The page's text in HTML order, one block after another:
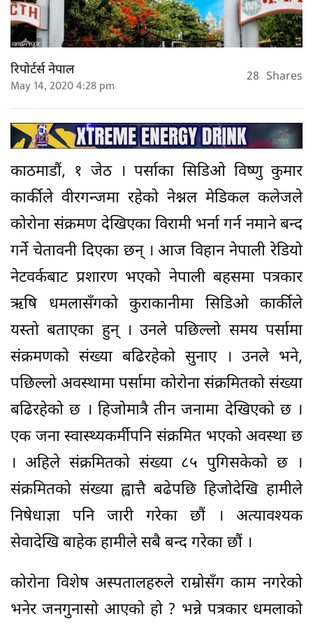
रिपोर्टर्स नेपाल
May 14, 2020 4:28 pm 28 Shares
काठमाडौं, १ जेठ । पर्साका सिडिओ विष्णु कुमार
कार्कीले वीरगन्जमा रहेको नेश्नल मेडिकल कलेजले
कोरोना संक्रमण देखिएका विरामी भर्ना गर्न नमाने बन्द
गर्ने चेतावनी दिएका छन् । आज विहान नेपाली रेडियो
नेटवर्कबाट प्रशारण भएको नेपाली बहसमा पत्रकार
ऋषि धमलासँगको कुराकानीमा सिडिओ कार्कीले
यस्तो बताएका हुन् । उनले पछिल्लो समय पर्सामा
संक्रमणको संख्या बढिरहेको सुनाए । उनले भने,
पछिल्लो अवस्थामा पर्सामा कोरोना संक्रमितको संख्या
बढिरहेको छ । हिजोमात्रै तीन जनामा देखिएको छ ।
एक जना स्वास्थ्यकर्मीपनि संक्रमित भएको अवस्था छ
। अहिले संक्रमितको संख्या ८५ पुगिसकेको छ ।
संक्रमितको संख्या ह्वात्तै बढेपछि हिजोदेखि हामीले
निषेधाज्ञा पनि जारी गरेका छौं । अत्यावश्यक
सेवादेखि बाहेक हामीले सबै बन्द गरेका छौं ।
कोरोना विशेष अस्पतालहरुले राम्रोसँग काम नगरेको
भनेर जनगुनासो आएको हो ? भन्ने पत्रकार धमलाको